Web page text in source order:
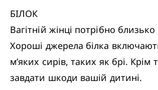
БІЛОК
Вагітній жінці потрібно
Хороші джерела білка
м’яких сирів, таких як брі.
завдати шкоди вашій дитині.